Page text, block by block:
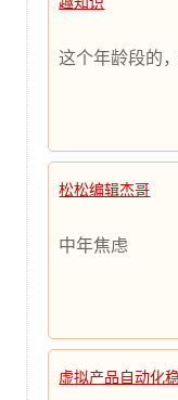
这个年龄段的
松松编辑杰哥
中年焦虑
虚拟产品自动化